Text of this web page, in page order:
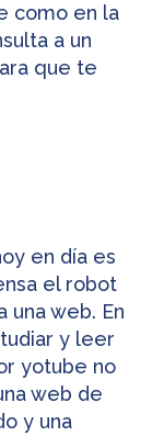
como en la
a un
que te
en día es
el robot
una web. En
y leer
yotube no
web de
y una